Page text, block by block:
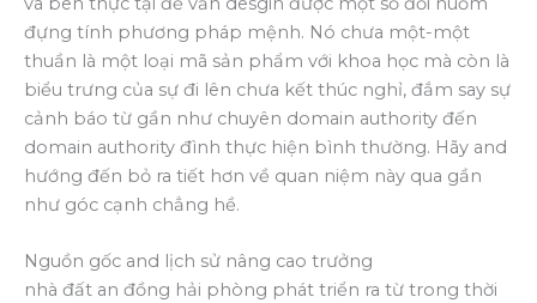
đựng tính phương pháp mệnh. Nó chưa một-một
thuần là một loại mã sản phẩm với khoa học mà còn là
biểu trưng của sự đi lên chưa kết thúc nghỉ, đắm say sự
cảnh báo từ gần như chuyên domain authority đến
domain authority đình thực hiện bình thường. Hãy and
hướng đến bỏ ra tiết hơn về quan niệm này qua gần
như góc cạnh chẳng hề.
Nguồn gốc and lịch sử nâng cao trưởng
nhà đất an đồng hải phòng phát triển ra từ trong thời